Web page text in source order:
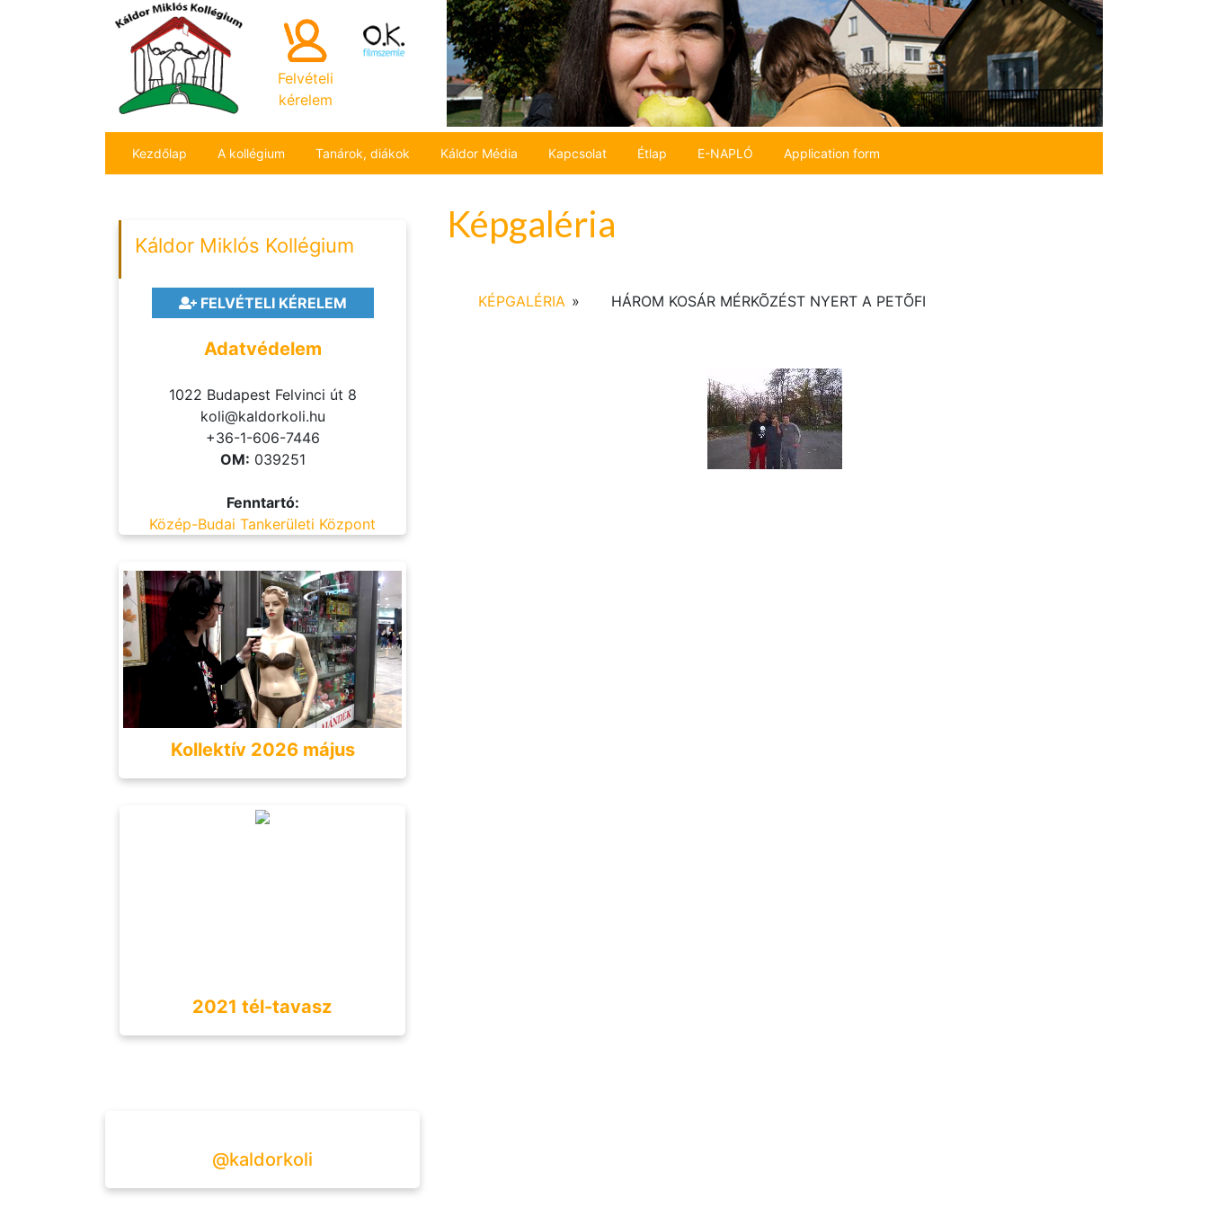
Felvételi
kérelem
Kezdőlap A kollégium Tanárok, diákok Káldor Média Kapcsolat Étlap E-NAPLÓ Application form
Káldor Miklós Kollégium
FELVÉTELI KÉRELEM
Adatvédelem
1022 Budapest Felvinci út 8
koli@kaldorkoli.hu
+36-1-606-7446
OM: 039251
Fenntartó:
Közép-Budai Tankerületi Központ
Kollektív 2026 május
2021 tél-tavasz
@kaldorkoli
Képgaléria
KÉPGALÉRIA » HÁROM KOSÁR MÉRKÕZÉST NYERT A PETÕFI